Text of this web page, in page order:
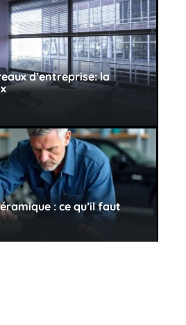
d’entreprise: la
: ce qu’il faut